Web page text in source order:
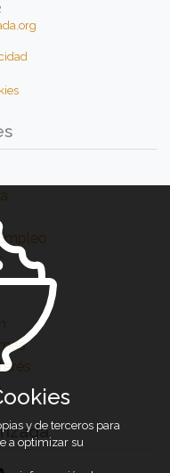
y de terceros para
a optimizar su